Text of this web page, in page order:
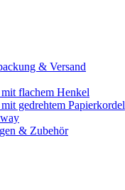
& Versand
flachem Henkel
gedrehtem Papierkordel
& Zubehör